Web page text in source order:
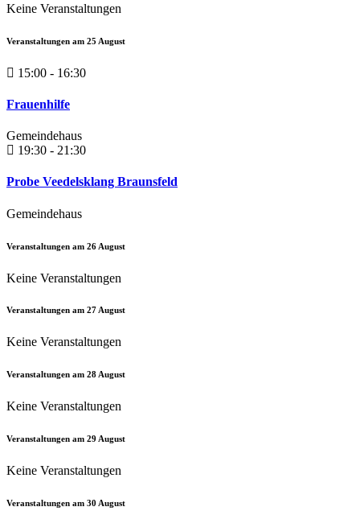
Keine Veranstaltungen
Veranstaltungen am 25 August
15:00 - 16:30
Frauenhilfe
Gemeindehaus
19:30 - 21:30
Probe Veedelsklang Braunsfeld
Gemeindehaus
Veranstaltungen am 26 August
Keine Veranstaltungen
Veranstaltungen am 27August
Keine Veranstaltungen
Veranstaltungen am 28August
Keine Veranstaltungen
Veranstaltungen am 29 August
Keine Veranstaltungen
Veranstaltungen am 30 August